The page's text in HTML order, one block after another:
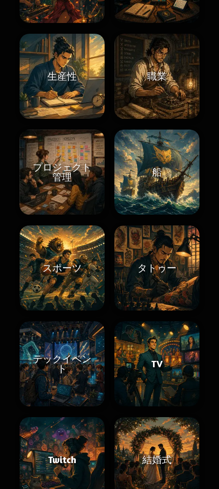
生産性 職業
プロジェクト
管理
船
スポーツ タトゥー
テックイベン
ト
TV
Twitch 結婚式